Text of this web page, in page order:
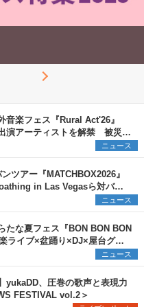
音楽フェス『Rural Act'26』
演アーティストを解禁 被災地
始動も発表
ニュース
ツアー『MATCHBOX2026』
in Las Vegasら対バン
解禁
ニュース
たな夏フェス『BON BON BON
ライブ×盆踊り×DJ×屋台グル
彩る2日間
ニュース
yukaDD、圧巻の歌声と表現力
FESTIVAL vol.2＞